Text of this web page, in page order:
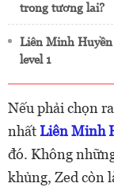
trong tương lai?
Liên Minh
level 1
Nếu phải chọn
nhấtLiên Minh
đó. Không
khủng, Zed còn